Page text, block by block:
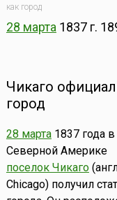
как город
28 марта 1837 г.
Чикаго
город
28 марта1837 года в
Северной Америке
поселок Чикаго
Chicago) получил